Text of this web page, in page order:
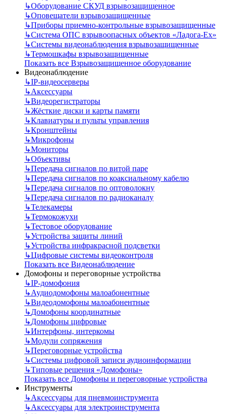
↳Оборудование СКУД взрывозащищенное
↳Оповещатели взрывозащищенные
↳Приборы приемно-контрольные взрывозащищенные
↳Система ОПС взрывоопасных объектов «Ладога-Ex»
↳Системы видеонаблюдения взрывозащищенные
↳Термошкафы взрывозащищенные
Показать все Взрывозащищенное оборудование
Видеонаблюдение
↳IP-видеосерверы
↳Аксессуары
↳Видеорегистраторы
↳Жёсткие диски и карты памяти
↳Клавиатуры и пульты управления
↳Кронштейны
↳Микрофоны
↳Мониторы
↳Объективы
↳Передача сигналов по витой паре
↳Передача сигналов по коаксиальному кабелю
↳Передача сигналов по оптоволокну
↳Передача сигналов по радиоканалу
↳Телекамеры
↳Термокожухи
↳Тестовое оборудование
↳Устройства защиты линий
↳Устройства инфракрасной подсветки
↳Цифровые системы видеоконтроля
Показать все Видеонаблюдение
Домофоны и переговорные устройства
↳IP-домофония
↳Аудиодомофоны малоабонентные
↳Видеодомофоны малоабонентные
↳Домофоны координатные
↳Домофоны цифровые
↳Интерфоны, интеркомы
↳Модули сопряжения
↳Переговорные устройства
↳Системы цифровой записи аудиоинформации
↳Типовые решения «Домофоны»
Показать все Домофоны и переговорные устройства
Инструменты
↳Аксессуары для пневмоинструмента
↳Аксессуары для электроинструмента